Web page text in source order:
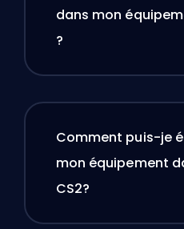
dans mon
?
Comment puis-je
mon équipement
CS2?